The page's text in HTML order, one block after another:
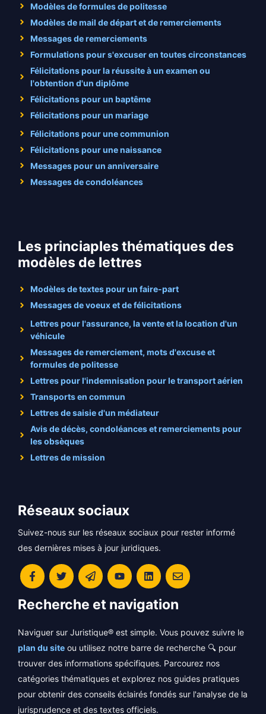
Modèles de formules de politesse
Modèles de mail de départ et de remerciements
Messages de remerciements
Formulations pour s'excuser en toutes circonstances
Félicitations pour la réussite à un examen ou
l'obtention d'un diplôme
Félicitations pour un baptême
Félicitations pour un mariage
Félicitations pour une communion
Félicitations pour une naissance
Messages pour un anniversaire
Messages de condoléances
Les princiaples thématiques des
modèles de lettres
Modèles de textes pour un faire-part
Messages de voeux et de félicitations
Lettres pour l'assurance, la vente et la location d'un
véhicule
Messages de remerciement, mots d'excuse et
formules de politesse
Lettres pour l'indemnisation pour le transport aérien
Transports en commun
Lettres de saisie d'un médiateur
Avis de décès, condoléances et remerciements pour
les obsèques
Lettres de mission
Réseaux sociaux
Suivez-nous sur les réseaux sociaux pour rester informé
des dernières mises à jour juridiques.
Recherche et navigation
Naviguer sur Juristique® est simple. Vous pouvez suivre le
plan du site ou utilisez notre barre de recherche 🔍 pour
trouver des informations spécifiques. Parcourez nos
catégories thématiques et explorez nos guides pratiques
pour obtenir des conseils éclairés fondés sur l'analyse de la
jurisprudence et des textes officiels.